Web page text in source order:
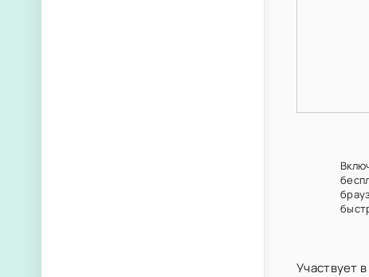
Участвует